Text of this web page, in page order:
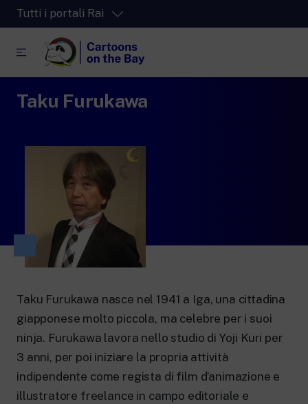
Tutti i portali Rai
RaiPlay
La piattaforma digitale dei canali Radio
RaiPlay Sound
Lo spazio sicuro ricco di cartoni animati
per i più piccoli.
RaiPlay Yoyo
New 24 ore su 24: attualità, ultime notizie
e aggiornamenti.
RaiNews
Le redazioni regionali di RaiNews.
Rai TgR
Taku Furukawa
Taku Furukawa nasce nel 1941 a Iga, una cittadina
giapponese molto piccola, ma celebre per i suoi
ninja. Furukawa lavora nello studio di Yoji Kuri per
3 anni, per poi iniziare la propria attività
indipendente come regista di film d’animazione e
illustratore freelance in campo editoriale e